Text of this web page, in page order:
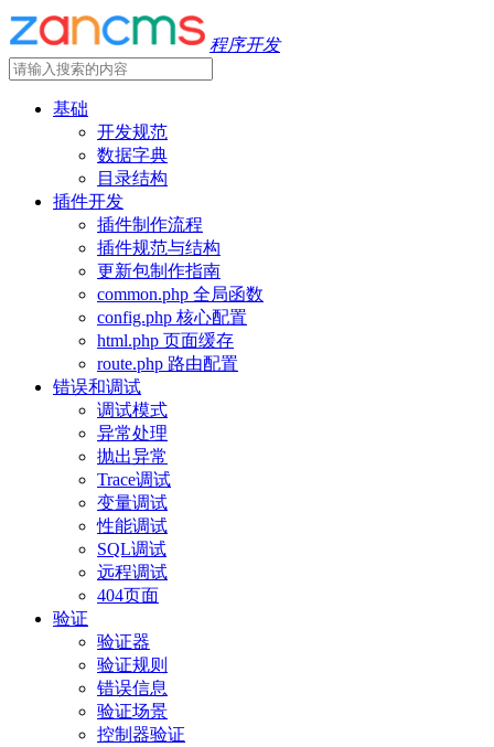
程序开发
基础
开发规范
数据字典
目录结构
插件开发
插件制作流程
插件规范与结构
更新包制作指南
common.php 全局函数
config.php 核心配置
html.php 页面缓存
route.php 路由配置
错误和调试
调试模式
异常处理
抛出异常
Trace调试
变量调试
性能调试
SQL调试
远程调试
404页面
验证
验证器
验证规则
错误信息
验证场景
控制器验证